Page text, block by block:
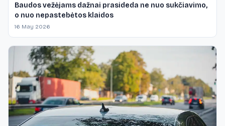
Baudos vežėjams dažnai prasideda ne nuo sukčiavimo,
o nuo nepastebėtos klaidos
16 May 2026